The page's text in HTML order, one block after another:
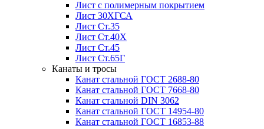
Лист с полимерным покрытием
Лист 30ХГСА
Лист Ст.35
Лист Ст.40Х
Лист Ст.45
Лист Ст.65Г
Канаты и тросы
Канат стальной ГОСТ 2688-80
Канат стальной ГОСТ 7668-80
Канат стальной DIN 3062
Канат стальной ГОСТ 14954-80
Канат стальной ГОСТ 16853-88